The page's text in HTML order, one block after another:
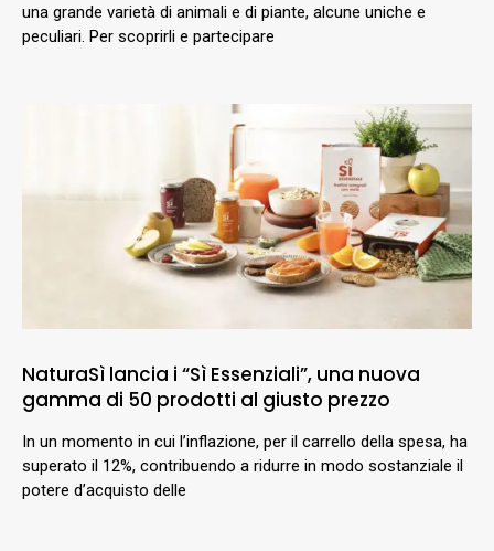
una grande varietà di animali e di piante, alcune uniche e
peculiari. Per scoprirli e partecipare
NaturaSì lancia i “Sì Essenziali”, una nuova
gamma di 50 prodotti al giusto prezzo
In un momento in cui l’inflazione, per il carrello della spesa, ha
superato il 12%, contribuendo a ridurre in modo sostanziale il
potere d’acquisto delle